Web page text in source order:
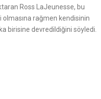
Ross LaJeunesse, bu
rağmen kendisinin
birisine devredildiğini söyledi.